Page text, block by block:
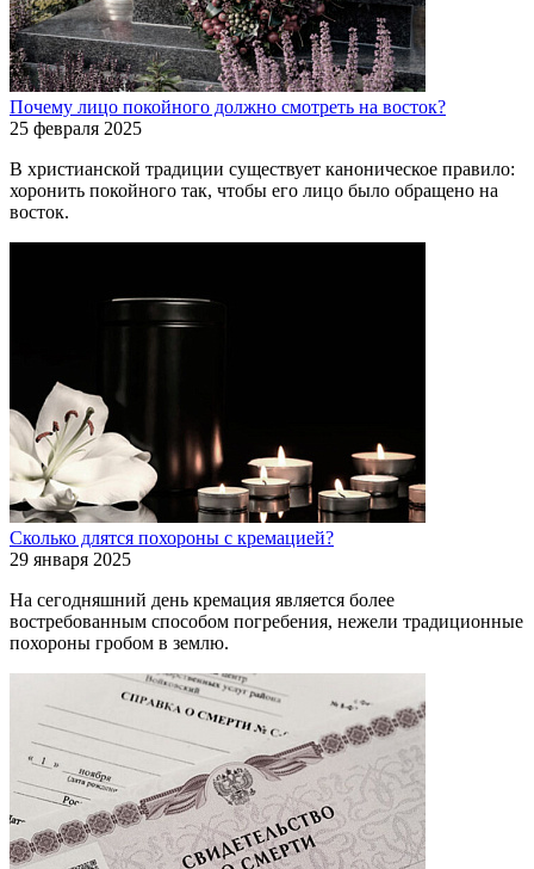
Почему лицо покойного должно смотреть на восток?
25 февраля 2025
В христианской традиции существует каноническое правило:
хоронить покойного так, чтобы его лицо было обращено на
восток.
Сколько длятся похороны с кремацией?
29 января 2025
На сегодняшний день кремация является более
востребованным способом погребения, нежели традиционные
похороны гробом в землю.